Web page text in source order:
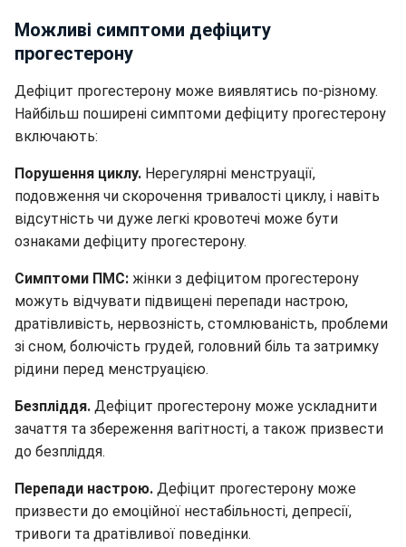
Можливі симптоми дефіциту
прогестерону
Дефіцит прогестерону може виявлятись по-різному.
Найбільш поширені симптоми дефіциту прогестерону
включають:
Порушення циклу. Нерегулярні менструації,
подовження чи скорочення тривалості циклу, і навіть
відсутність чи дуже легкі кровотечі може бути
ознаками дефіциту прогестерону.
Симптоми ПМС: жінки з дефіцитом прогестерону
можуть відчувати підвищені перепади настрою,
дратівливість, нервозність, стомлюваність, проблеми
зі сном, болючість грудей, головний біль та затримку
рідини перед менструацією.
Безпліддя. Дефіцит прогестерону може ускладнити
зачаття та збереження вагітності, а також призвести
до безпліддя.
Перепади настрою. Дефіцит прогестерону може
призвести до емоційної нестабільності, депресії,
тривоги та дратівливої поведінки.